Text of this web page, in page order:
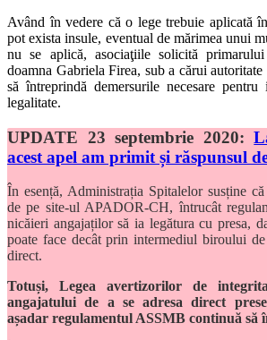
Având în vedere că o lege trebuie aplicată
pot exista insule, eventual de mărimea unui
nu se aplică, asociaţiile solicită
doamna Gabriela Firea, sub a cărui
să întreprindă demersurile necesare
legalitate.
UPDATE 23 septembrie 2020:
acest apel am primit și răspunsul
În esență, Administrația Spitalelor susține
de pe site-ul APADOR-CH, întrucât
nicăieri angajaților să ia legătura cu presa,
poate face decât prin intermediul biroului
direct.
Totuși, Legea avertizorilor de
angajatului de a se adresa direct
așadar regulamentul ASSMB continuă să